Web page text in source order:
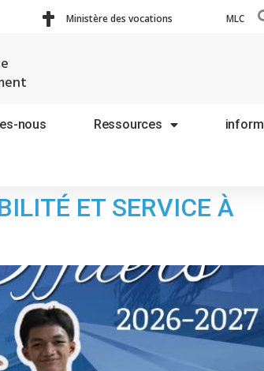
Ministère des vocations MLC
nous Ressources
ET SERVICE À